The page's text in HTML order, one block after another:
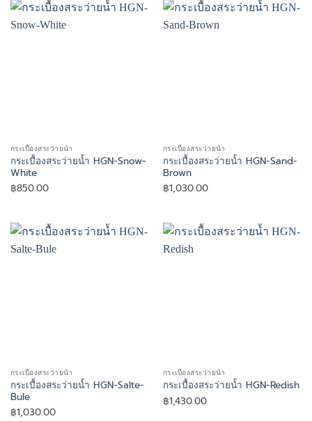
กระเบื้องสระว่ายน้ำ
กระเบื้องสระว่ายน้ำ HGN-Snow-
White
฿850.00
กระเบื้องสระว่ายน้ำ
กระเบื้องสระว่ายน้ำ HGN-Sand-
Brown
฿1,030.00
กระเบื้องสระว่ายน้ำ
กระเบื้องสระว่ายน้ำ HGN-Salte-
Bule
฿1,030.00
กระเบื้องสระว่ายน้ำ
กระเบื้องสระว่ายน้ำ HGN-Redish
฿1,430.00